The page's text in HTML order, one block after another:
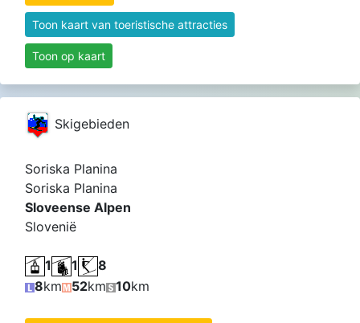
Toon kaart van toeristische attracties
Toon op kaart
Skigebieden
Soriska Planina
Soriska Planina
Sloveense Alpen
Slovenië
1 1
8
8km 52km 10km